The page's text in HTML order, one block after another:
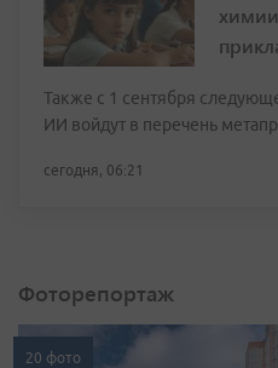
Также с 1 сентября
ИИ войдут в перечень
сегодня, 06:21
Фоторепортаж
20 фото